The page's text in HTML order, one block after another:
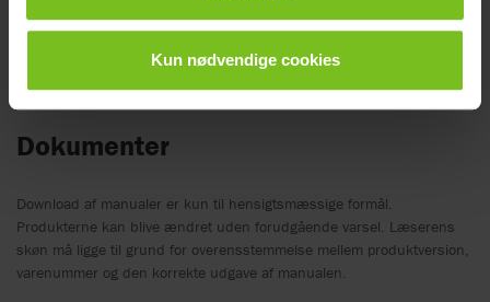
Kun nødvendige cookies
Dokumenter
Download af manualer er kun til hensigtsmæssige formål.
Produkterne kan blive ændret uden forudgående varsel. Læserens
skøn må ligge til grund for overensstemmelse mellem produktversion,
varenummer og den korrekte udgave af manualen.